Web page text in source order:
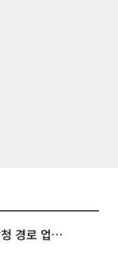
태풍 '돌핀' 오키나와 접근…일본기상청 경로 업데이트